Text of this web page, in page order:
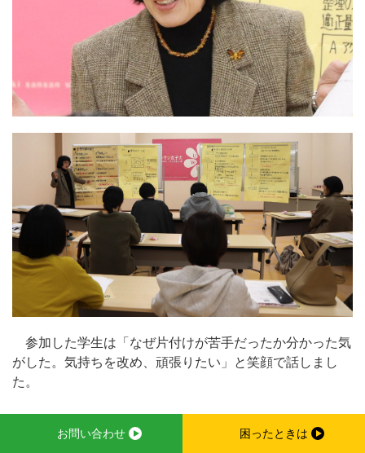
参加した学生は「なぜ片付けが苦手だったか分かった気
がした。気持ちを改め、頑張りたい」と笑顔で話しまし
た。
お問い合わせ 困ったときは